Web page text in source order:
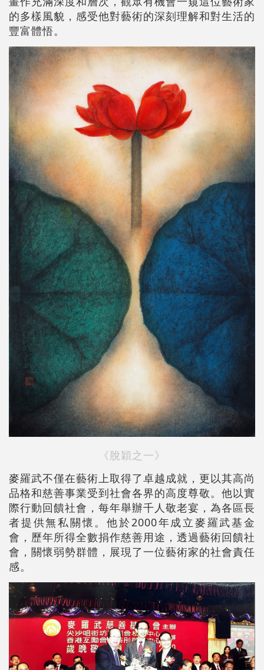
的多樣風貌，感受他對藝術的深刻理解和對生活的
豐富體悟。
《脫穎之一》
麥羅武不僅在藝術上取得了卓越成就，更以其高尚
品格和慈善事業受到社會各界的高度尊敬。他以實
際行動回饋社會，每年舉辦千人敬老宴，為各區長
者提供無私關懷。他於2000年成立麥羅武基金
會，歷年所得全數捐作慈善用途，透過藝術回饋社
會，關懷弱勢群體，展現了一位藝術家的社會責任
感。